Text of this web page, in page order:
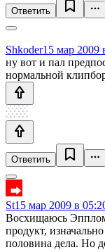
Ответить
Shkoder15 мар 2009
ну вот и пал
нормальной
Ответить
St15 мар 2009 в
Восхищаюсь
продукт,
половина дела. Но